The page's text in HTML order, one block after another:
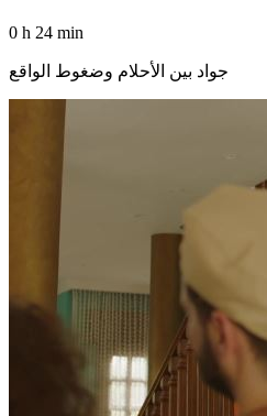
0 h 24 min
جواد بين الأحلام وضغوط الواقع